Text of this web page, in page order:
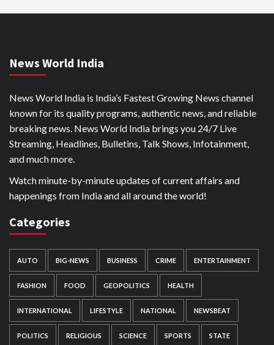
News World India
News World India is India’s Fastest Growing News channel
known for its quality programs, authentic news, and reliable
breaking news. News World India brings you 24/7 Live
Streaming, Headlines, Bulletins, Talk Shows, Infotainment,
and much more.
Watch minute-by-minute updates of current affairs and
happenings from India and all around the world!
Categories
AUTO BIG-NEWS BUSINESS CRIME ENTERTAINMENT
FASHION FOOD GEOPOLITICS HEALTH
INTERNATIONAL LIFESTYLE NATIONAL NEWSBEAT
POLITICS RELIGIOUS SCIENCE SPORTS STATE